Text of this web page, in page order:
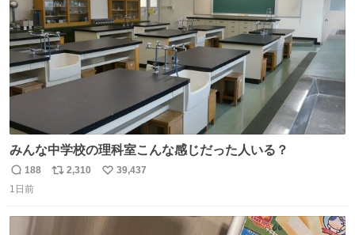
みんな中学校の理科室こんな感じだった人いる？
返
信
188
リ
2,310
い
数
39,437
1日前